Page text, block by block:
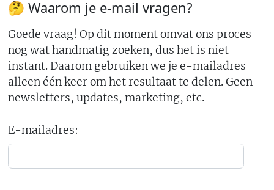
🤔 Waarom je e-mail vragen?
Goede vraag! Op dit moment omvat ons proces
nog wat handmatig zoeken, dus het is niet
instant. Daarom gebruiken we je e-mailadres
alleen één keer om het resultaat te delen. Geen
newsletters, updates, marketing, etc.
E-mailadres: